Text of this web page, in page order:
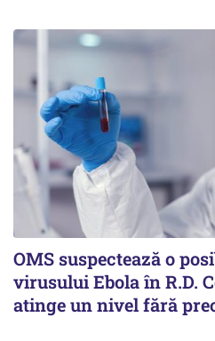
OMS suspectează o
virusului Ebola în R.D.
atinge un nivel fără